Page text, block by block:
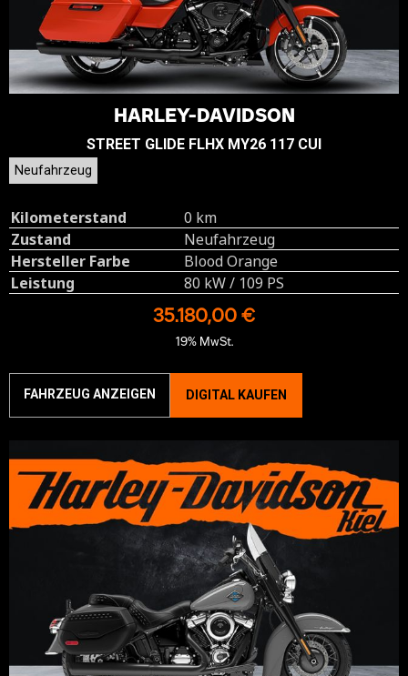
HARLEY-DAVIDSON
STREET GLIDE FLHX MY26 117 CUI
Neufahrzeug
Kilometerstand
0 km
Zustand
Neufahrzeug
Hersteller Farbe
Blood Orange
Leistung
80 kW / 109 PS
35.180,00 €
19% MwSt.
FAHRZEUG ANZEIGEN DIGITAL KAUFEN